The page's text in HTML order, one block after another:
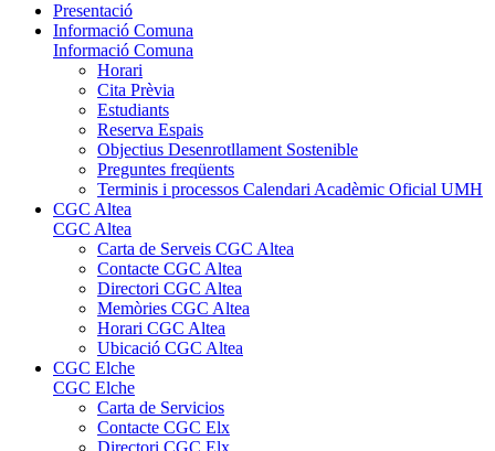
Presentació
Informació Comuna
Informació Comuna
Horari
Cita Prèvia
Estudiants
Reserva Espais
Objectius Desenrotllament Sostenible
Preguntes freqüents
Terminis i processos Calendari Acadèmic Oficial UMH
CGC Altea
CGC Altea
Carta de Serveis CGC Altea
Contacte CGC Altea
Directori CGC Altea
Memòries CGC Altea
Horari CGC Altea
Ubicació CGC Altea
CGC Elche
CGC Elche
Carta de Servicios
Contacte CGC Elx